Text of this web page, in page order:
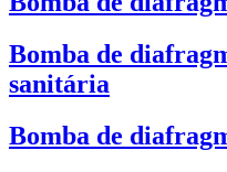
Bomba de
sanitária
Bomba de